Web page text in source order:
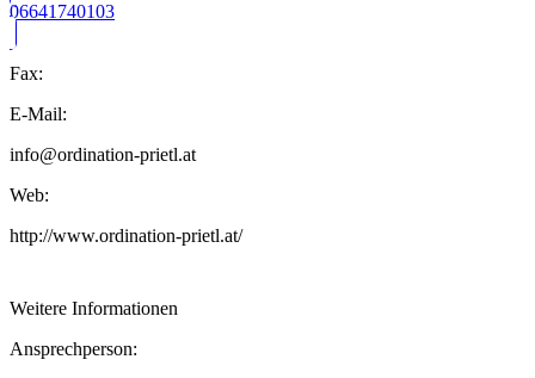
06641740103
Fax:
E-Mail:
info@ordination-prietl.at
Web:
http://www.ordination-prietl.at/
Weitere Informationen
Ansprechperson: